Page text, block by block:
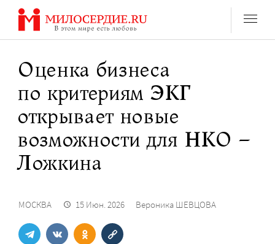
Перейти
содержанию
Оценка бизнеса
по критериям ЭКГ
открывает новые
возможности для НКО –
Ложкина
МОСКВА 15 Июн. 2026 Вероника ШЕВЦОВА